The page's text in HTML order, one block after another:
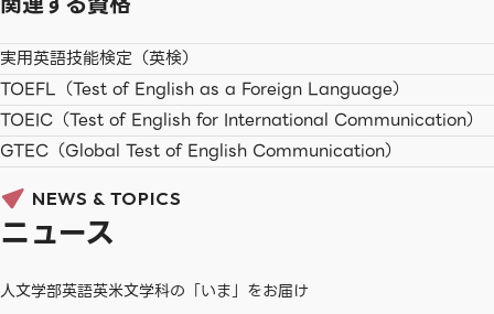
実用英語技能検定（英検）
TOEFL（Test of English as a Foreign Language）
TOEIC（Test of English for International Communication）
GTEC（Global Test of English Communication）
NEWS & TOPICS
ニュース
人文学部英語英米文学科の「いま」をお届け